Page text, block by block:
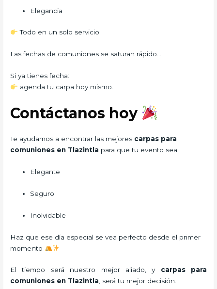
Elegancia
Todo en un solo servicio.
Las fechas de comuniones se saturan rápido…
Si ya tienes fecha:
agenda tu carpa hoy mismo.
Contáctanos hoy
Te ayudamos a encontrar las mejores carpas para
comuniones en Tlazintla para que tu evento sea:
Elegante
Seguro
Inolvidable
Haz que ese día especial se vea perfecto desde el primer
momento
El tiempo será nuestro mejor aliado, y carpas para
comuniones en Tlazintla, será tu mejor decisión.